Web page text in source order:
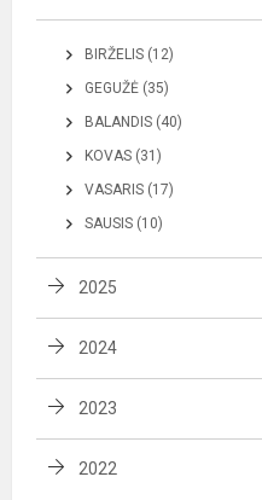
BIRŽELIS (12)
GEGUŽĖ (35)
BALANDIS (40)
KOVAS (31)
VASARIS (17)
SAUSIS (10)
2025
2024
2023
2022